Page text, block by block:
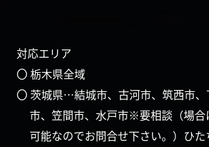
対応エリア
〇 栃木県全域
〇 茨城県…結城市、古河市、筑西市、
市、笠間市、水戸市※要相談（場合
可能なのでお問合せ下さい。）ひ